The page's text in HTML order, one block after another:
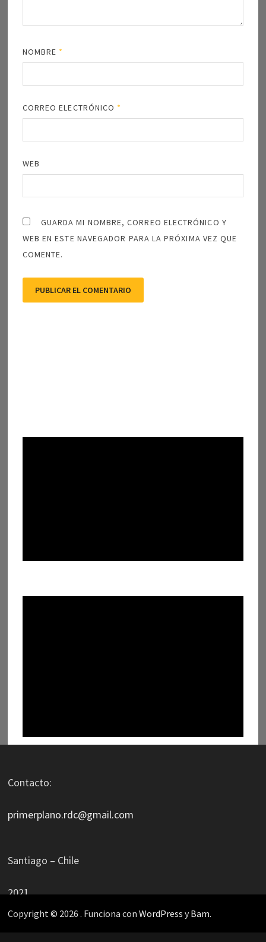
NOMBRE *
CORREO ELECTRÓNICO *
WEB
GUARDA MI NOMBRE, CORREO ELECTRÓNICO Y
WEB EN ESTE NAVEGADOR PARA LA PRÓXIMA VEZ QUE
COMENTE.
Contacto:
primerplano.rdc@gmail.com
Santiago – Chile
2021
Copyright © 2026 . Funciona con WordPress yBam.